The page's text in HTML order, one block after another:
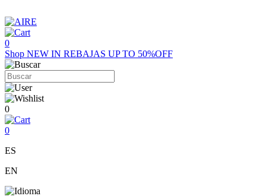
0
Shop NEW IN REBAJAS UP TO 50%OFF
0
0
ES
EN